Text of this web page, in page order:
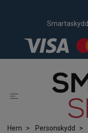
Smartaskydd
Hem Personskydd